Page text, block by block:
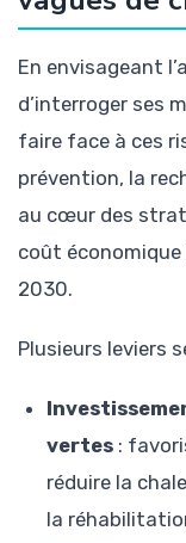
En envisageant
d’interroger ses
faire face à ces
prévention, la
au cœur des
coût économique
2030.
Plusieurs leviers
vertes :
réduire la
la